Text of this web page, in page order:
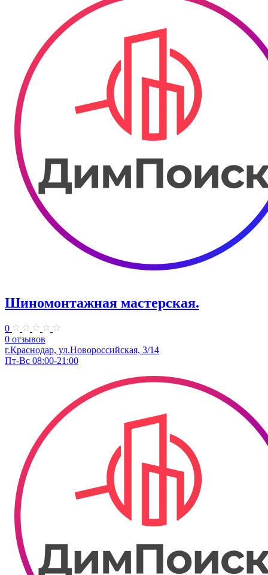
Шиномонтажная мастерская.
0
0 отзывов
г.Краснодар, ул.Новороссийская, 3/14
Пт-Вс 08:00-21:00